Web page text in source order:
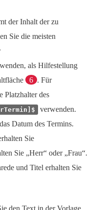
der Inhalt der zu
Sie die meisten
als Hilfestellung
6 . Für
Platzhalter des
verwenden.
Datum des Termins.
Sie
Sie „Herr“ oder „Frau“.
und Titel erhalten Sie
den Text in der Vorlage